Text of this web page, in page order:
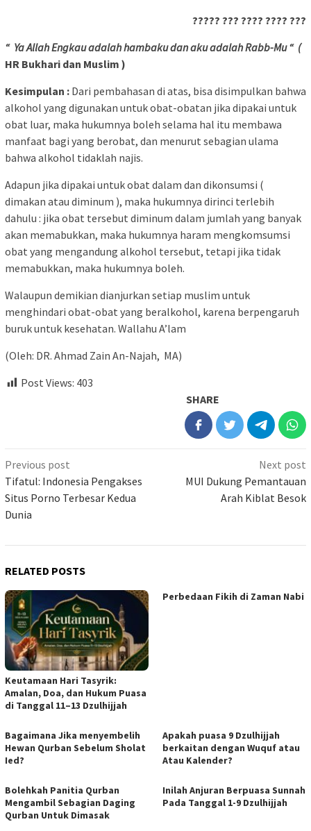
????? ??? ???? ???? ???
“ Ya Allah Engkau adalah hambaku dan aku adalah Rabb-Mu “ (
HR Bukhari dan Muslim )
Kesimpulan : Dari pembahasan di atas, bisa disimpulkan bahwa
alkohol yang digunakan untuk obat-obatan jika dipakai untuk
obat luar, maka hukumnya boleh selama hal itu membawa
manfaat bagi yang berobat, dan menurut sebagian ulama
bahwa alkohol tidaklah najis.
Adapun jika dipakai untuk obat dalam dan dikonsumsi (
dimakan atau diminum ), maka hukumnya dirinci terlebih
dahulu : jika obat tersebut diminum dalam jumlah yang banyak
akan memabukkan, maka hukumnya haram mengkomsumsi
obat yang mengandung alkohol tersebut, tetapi jika tidak
memabukkan, maka hukumnya boleh.
Walaupun demikian dianjurkan setiap muslim untuk
menghindari obat-obat yang beralkohol, karena berpengaruh
buruk untuk kesehatan. Wallahu A’lam
(Oleh: DR. Ahmad Zain An-Najah, MA)
Post Views: 403
SHARE
Previous post
Tifatul: Indonesia Pengakses
Situs Porno Terbesar Kedua
Dunia
Next post
MUI Dukung Pemantauan
Arah Kiblat Besok
RELATED POSTS
Keutamaan Hari Tasyrik:
Amalan, Doa, dan Hukum Puasa
di Tanggal 11–13 Dzulhijjah
Perbedaan Fikih di Zaman Nabi
Bagaimana Jika menyembelih
Hewan Qurban Sebelum Sholat
Ied?
Apakah puasa 9 Dzulhijjah
berkaitan dengan Wuquf atau
Atau Kalender?
Bolehkah Panitia Qurban
Mengambil Sebagian Daging
Qurban Untuk Dimasak
Inilah Anjuran Berpuasa Sunnah
Pada Tanggal 1-9 Dzulhijjah